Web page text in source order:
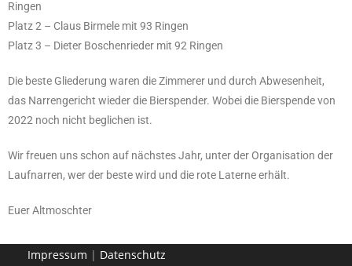
Ringen
Platz 2 – Claus Birmele mit 93 Ringen
Platz 3 – Dieter Boschenrieder mit 92 Ringen
Die beste Gliederung waren die Zimmerer und durch Abwesenheit,
das Narrengericht wieder die Bierspender. Wobei die Bierspende von
2022 noch nicht beglichen ist.
Wir freuen uns schon auf nächstes Jahr, unter der Organisation der
Laufnarren, wer der beste wird und die rote Laterne erhält.
Euer Altmoschter
Impressum | Datenschutz